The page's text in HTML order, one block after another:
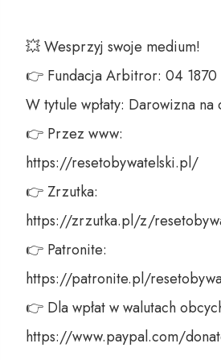
💥 Wesprzyj swoje medium!
👉 Fundacja Arbitror: 04
W tytule wpłaty: Darowizna
👉 Przez www:
https://resetobywatelski.pl/
👉 Zrzutka:
https://zrzutka.pl/z/
👉 Patronite:
https://patronite.pl/
👉 Dla wpłat w walutach
https://www.paypal.com/